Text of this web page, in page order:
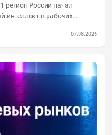
регион России начал
интеллект в рабочих
07.08.2026